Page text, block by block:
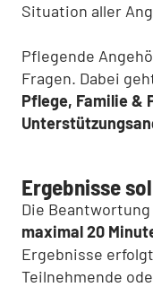
Situation aller
Pflegende
Fragen. Dabei
Pflege, Familie &
Ergebnisse
Die
maximal 20
Ergebnisse erfolgt
Teilnehmende